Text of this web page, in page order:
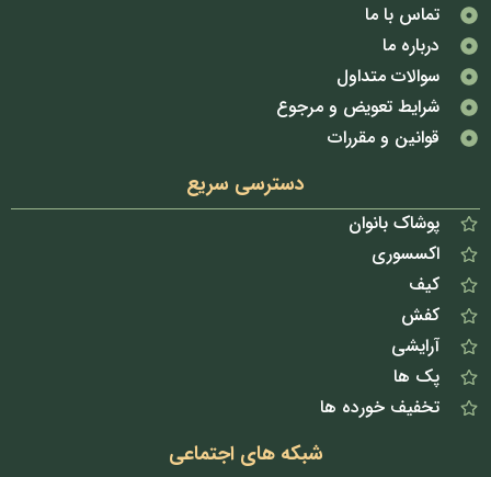
تماس با ما
درباره ما
سوالات متداول
شرایط تعویض و مرجوع
قوانین و مقررات
دسترسی سریع
پوشاک بانوان
اکسسوری
کیف
کفش
آرایشی
پک ها
تخفیف خورده ها
شبکه های اجتماعی